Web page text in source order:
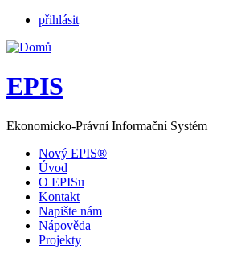
přihlásit
EPIS
Ekonomicko-Právní Informační Systém
Nový EPIS®
Úvod
O EPISu
Kontakt
Napište nám
Nápověda
Projekty